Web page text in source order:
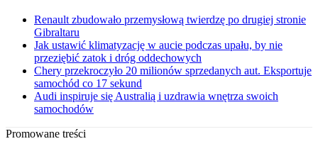
Renault zbudowało przemysłową twierdzę po drugiej stronie
Gibraltaru
Jak ustawić klimatyzację w aucie podczas upału, by nie
przeziębić zatok i dróg oddechowych
Chery przekroczyło 20 milionów sprzedanych aut. Eksportuje
samochód co 17 sekund
Audi inspiruje się Australią i uzdrawia wnętrza swoich
samochodów
Promowane treści